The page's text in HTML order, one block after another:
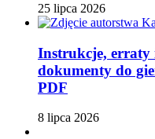
25 lipca 2026
Instrukcje,
dokumenty do
PDF
8 lipca 2026